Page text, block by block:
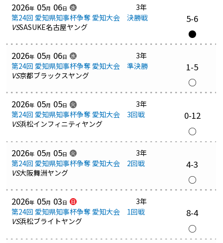
2026年 05月 06日 水
3年
第24回 愛知県知事杯争奪 愛知大会 決勝戦
VSSASUKE名古屋ヤング
5-6
●
2026年 05月 06日 水
3年
第24回 愛知県知事杯争奪 愛知大会 準決勝
VS京都ブラックスヤング
1-5
○
2026年 05月 05日 火
3年
第24回 愛知県知事杯争奪 愛知大会 3回戦
VS浜松インフィニティヤング
0-12
○
2026年 05月 05日 火
3年
第24回 愛知県知事杯争奪 愛知大会 2回戦
VS大阪舞洲ヤング
4-3
○
2026年 05月 03日 日
3年
第24回 愛知県知事杯争奪 愛知大会 1回戦
VS浜松ブライトヤング
8-4
○